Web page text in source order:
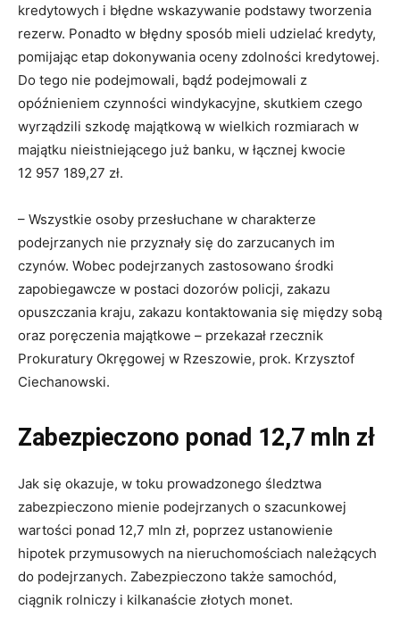
kredytowych i błędne wskazywanie podstawy tworzenia
rezerw. Ponadto w błędny sposób mieli udzielać kredyty,
pomijając etap dokonywania oceny zdolności kredytowej.
Do tego nie podejmowali, bądź podejmowali z
opóźnieniem czynności windykacyjne, skutkiem czego
wyrządzili szkodę majątkową w wielkich rozmiarach w
majątku nieistniejącego już banku, w łącznej kwocie
12 957 189,27 zł.
– Wszystkie osoby przesłuchane w charakterze
podejrzanych nie przyznały się do zarzucanych im
czynów. Wobec podejrzanych zastosowano środki
zapobiegawcze w postaci dozorów policji, zakazu
opuszczania kraju, zakazu kontaktowania się między sobą
oraz poręczenia majątkowe – przekazał rzecznik
Prokuratury Okręgowej w Rzeszowie, prok. Krzysztof
Ciechanowski.
Zabezpieczono ponad 12,7 mln zł
Jak się okazuje, w toku prowadzonego śledztwa
zabezpieczono mienie podejrzanych o szacunkowej
wartości ponad 12,7 mln zł, poprzez ustanowienie
hipotek przymusowych na nieruchomościach należących
do podejrzanych. Zabezpieczono także samochód,
ciągnik rolniczy i kilkanaście złotych monet.